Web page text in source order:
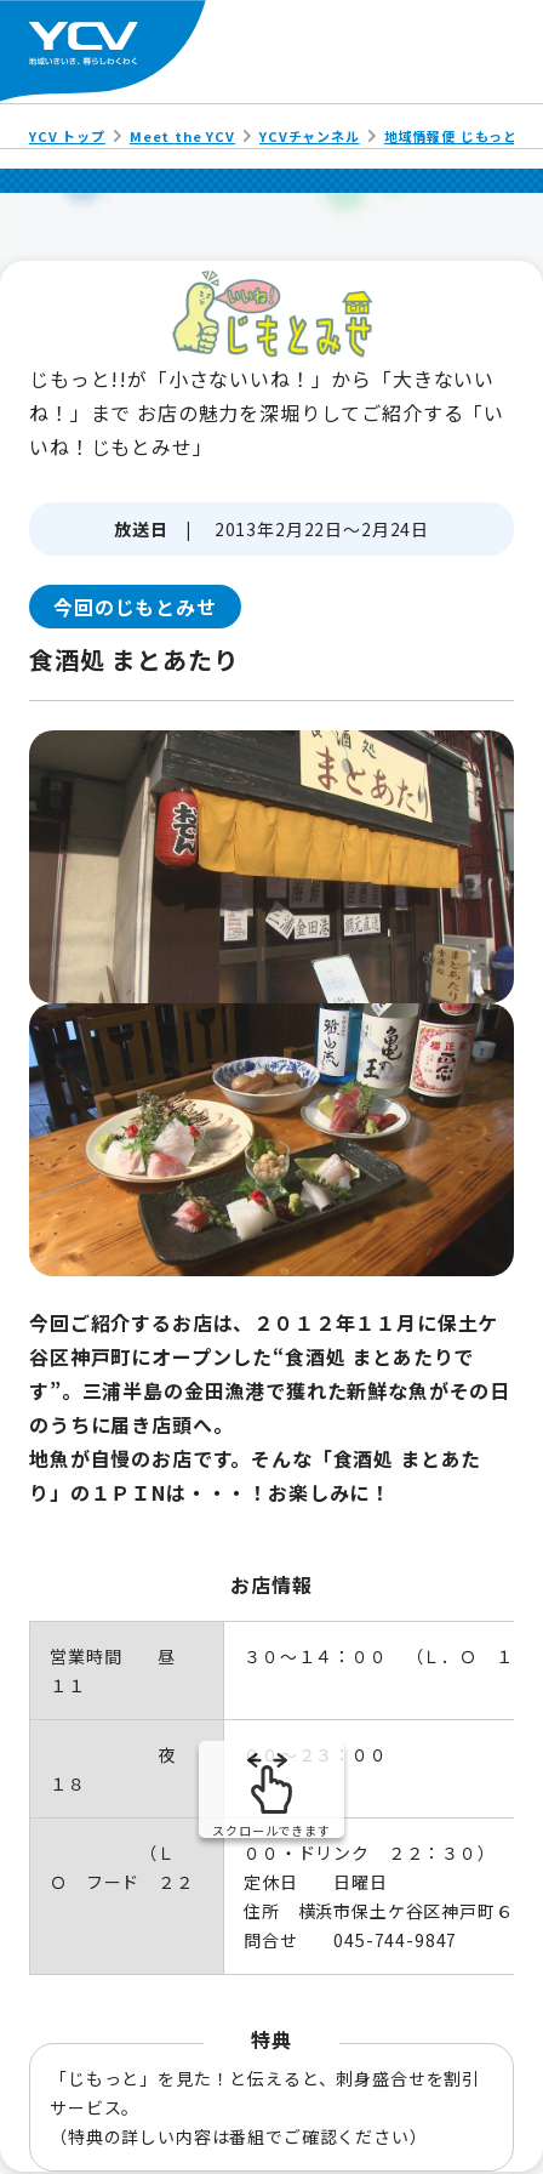
YCV トップ Meet the YCV YCVチャンネル 地域情報便 じもっと!!
じもっと!!が「小さないいね！」から「大きないい
ね！」まで お店の魅力を深堀りしてご紹介する「い
いね！じもとみせ」
放送日 | 2013年2月22日～2月24日
今回のじもとみせ
食酒処 まとあたり
今回ご紹介するお店は、２０１２年１１月に保土ケ
谷区神戸町にオープンした“食酒処 まとあたりで
す”。三浦半島の金田漁港で獲れた新鮮な魚がその日
のうちに届き店頭へ。
地魚が自慢のお店です。そんな「食酒処 まとあた
り」の１ＰＩNは・・・！お楽しみに！
お店情報
営業時間 昼
１１
３０～１４：００ （Ｌ．Ｏ １３
夜
１８
００～２３：００
（Ｌ
Ｏ フード ２２
００・ドリンク ２２：３０）
定休日 日曜日
住所 横浜市保土ケ谷区神戸町６３
問合せ 045-744-9847
スクロールできます
特典
「じもっと」を見た！と伝えると、刺身盛合せを割引
サービス。
（特典の詳しい内容は番組でご確認ください）